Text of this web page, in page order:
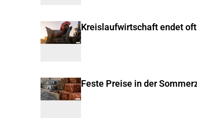
Kreislaufwirtschaft endet
Feste Preise in der